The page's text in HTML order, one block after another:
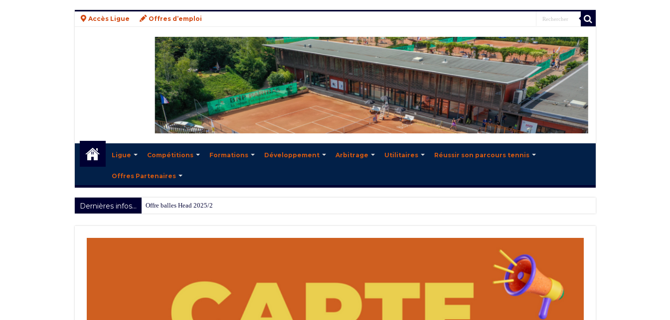
Accès Ligue Offres d’emploi
Ligue Compétitions Formations Développement Arbitrage Utilitaires Réussir son parcours tennis
Offres Partenaires
Dernières infos... Offre balles Head 2025/2026